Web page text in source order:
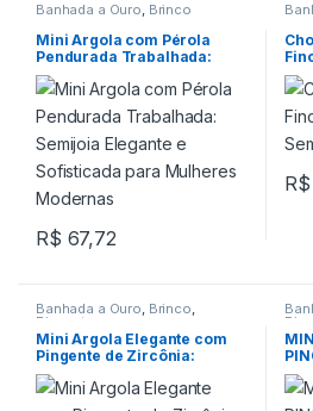
Banhada a Ouro, Brinco
Mini Argola com Pérola
Pendurada Trabalhada:
Semijoia Elegante e
Sofisticada para Mulheres
Modernas
R$ 67,72
R$
Banhada a Ouro, Brinco,
Pingente
Mini Argola Elegante com
Pingente de Zircônia:
Semijoia de Luxo